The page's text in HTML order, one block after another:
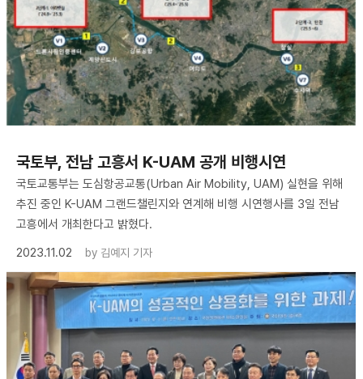
국토부, 전남 고흥서 K-UAM 공개 비행시연
국토교통부는 도심항공교통(Urban Air Mobility, UAM) 실현을 위해
추진 중인 K-UAM 그랜드챌린지와 연계해 비행 시연행사를 3일 전남
고흥에서 개최한다고 밝혔다.
2023.11.02
by 김예지 기자